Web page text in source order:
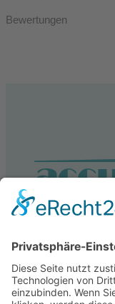
Bewertungen
Service